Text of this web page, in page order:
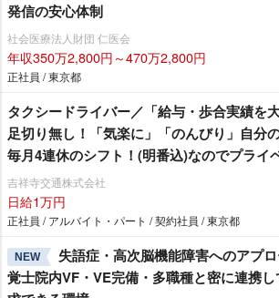
発信の安心体制
社会医療法人財団 仁医会
年収350万2,800円～470万2,800円
正社員 / 東京都
タクシードライバー／「給与・歩合実績を
足切り無し！「気楽に」「のんびり」自分
毎月4連休のシフト！(明番込)なのでプライ
す♪
吉祥寺交通株式会社
日給1万円
正社員 / アルバイト・パート / 契約社員 / 東京都
NEW
失語症・高次脳機能障害へのアプ
覚士院内VF・VE完備・多職種と密に連携